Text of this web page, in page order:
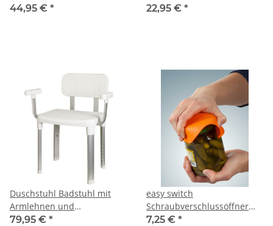
Retro-Design
44,95 € *
Aufstehhilfe
22,95 € *
Duschstuhl Badstuhl mit
Armlehnen und
Rückenlehne verstellbar
79,95 € *
easy switch
Schraubverschlussöffner
Anti-Rutsch-Pad 13,5 cm
7,25 € *